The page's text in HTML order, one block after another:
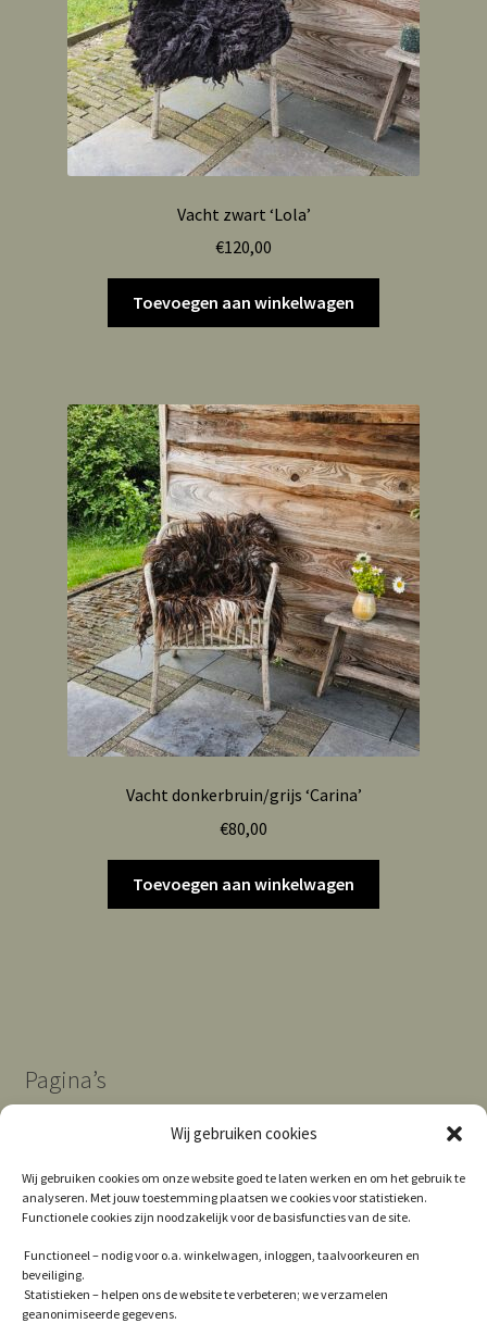
Wij gebruiken cookies
Wij gebruiken cookies om onze website goed te laten werken en om het gebruik te
analyseren. Met jouw toestemming plaatsen we cookies voor statistieken.
Functionele cookies zijn noodzakelijk voor de basisfuncties van de site.
Functioneel – nodig voor o.a. winkelwagen, inloggen, taalvoorkeuren en
beveiliging.
Statistieken – helpen ons de website te verbeteren; we verzamelen
geanonimiseerde gegevens.
Vacht zwart ‘Lola’
€120,00
Toevoegen aan winkelwagen
Vacht donkerbruin/grijs ‘Carina’
€80,00
Toevoegen aan winkelwagen
Pagina’s
Contact
Privacy